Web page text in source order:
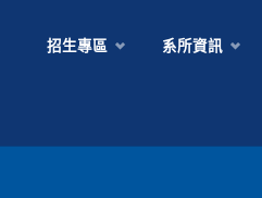
招生專區 系所資訊